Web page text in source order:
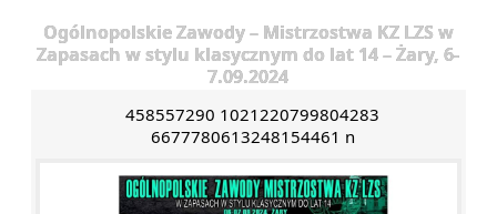
Ogólnopolskie Zawody – Mistrzostwa KZ LZS w
Zapasach w stylu klasycznym do lat 14 – Żary, 6-
7.09.2024
458557290 1021220799804283
6677780613248154461 n